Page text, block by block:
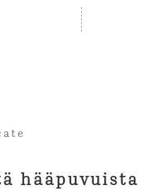
hääpuvuista